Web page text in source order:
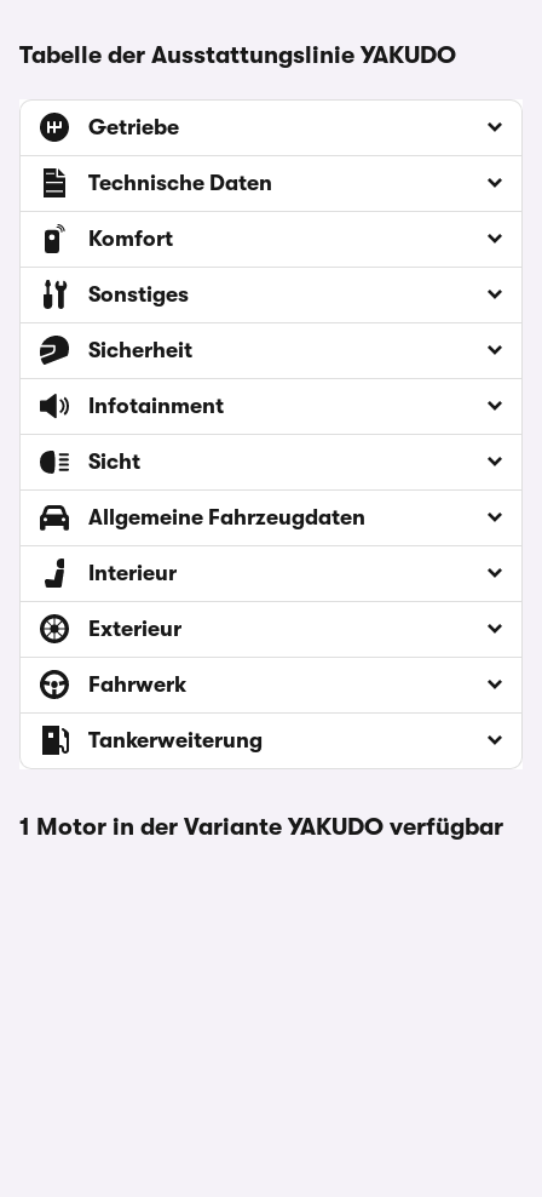
Tabelle der Ausstattungslinie YAKUDO
Getriebe
Technische Daten
Komfort
Sonstiges
Sicherheit
Infotainment
Sicht
Allgemeine Fahrzeugdaten
Interieur
Exterieur
Fahrwerk
Tankerweiterung
1 Motor in der Variante YAKUDO verfügbar